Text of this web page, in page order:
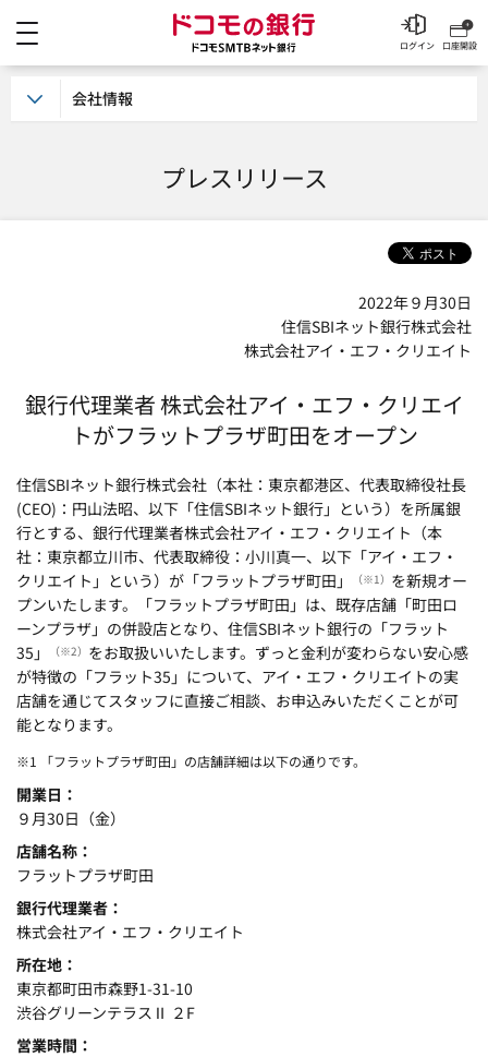
ドコモの銀行 ドコモ
口座開設
ログイン
プレスリリース
2022年９月30日
住信SBIネット銀行株式会社
株式会社アイ・エフ・クリエイト
銀行代理業者 株式会社アイ・エフ・クリエイ
トがフラットプラザ町田をオープン
住信SBIネット銀行株式会社（本社：東京都港区、代表取締役社長
(CEO)：円山法昭、以下「住信SBIネット銀行」という）を所属銀
行とする、銀行代理業者株式会社アイ・エフ・クリエイト（本
社：東京都立川市、代表取締役：小川真一、以下「アイ・エフ・
クリエイト」という）が「フラットプラザ町田」
（※1） を新規オー
プンいたします。
「フラットプラザ町田」は、既存店舗「町田ロ
ーンプラザ」の併設店となり、住信SBIネット銀行の「フラット
35」
（※2） をお取扱いいたします。ずっと金利が変わらない安心感
が特徴の「フラット35」について、アイ・エフ・クリエイトの実
店舗を通じてスタッフに直接ご相談、お申込みいただくことが可
能となります。
※1 「フラットプラザ町田」の店舗詳細は以下の通りです。
開業日
９月30日（金）
店舗名称
フラットプラザ町田
銀行代理業者
株式会社アイ・エフ・クリエイト
所在地
東京都町田市森野1-31-10
渋谷グリーンテラスⅡ ２F
営業時間
会社情報